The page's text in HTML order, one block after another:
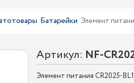
Батарейки Элемент
Артикул: NF-
Элемент питания CR2025-